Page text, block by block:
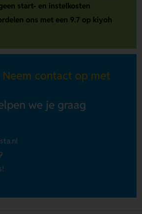
start- en instelkosten
ons met een 9.7 op kiyoh
contact op met
we je graag